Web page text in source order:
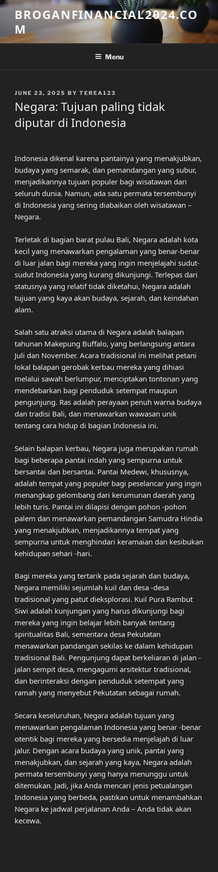
Skip
content
BROGANFINANCIAL2024.CO
M
Menu
POSTED
JUNE 23, 2025 BY TEREA123
Negara: Tujuan paling tidak
diputar di Indonesia
Indonesia dikenal karena pantainya yang menakjubkan,
budaya yang semarak, dan pemandangan yang subur,
menjadikannya tujuan populer bagi wisatawan dari
seluruh dunia. Namun, ada satu permata tersembunyi
di Indonesia yang sering diabaikan oleh wisatawan –
Negara.
Terletak di bagian barat pulau Bali, Negara adalah kota
kecil yang menawarkan pengalaman yang benar-benar
di luar jalan bagi mereka yang ingin menjelajahi sudut-
sudut Indonesia yang kurang dikunjungi. Terlepas dari
statusnya yang relatif tidak diketahui, Negara adalah
tujuan yang kaya akan budaya, sejarah, dan keindahan
alam.
Salah satu atraksi utama di Negara adalah balapan
tahunan Makepung Buffalo, yang berlangsung antara
Juli dan November. Acara tradisional ini melihat petani
lokal balapan gerobak kerbau mereka yang dihiasi
melalui sawah berlumpur, menciptakan tontonan yang
mendebarkan bagi penduduk setempat maupun
pengunjung. Ras adalah perayaan penuh warna budaya
dan tradisi Bali, dan menawarkan wawasan unik
tentang cara hidup di bagian Indonesia ini.
Selain balapan kerbau, Negara juga merupakan rumah
bagi beberapa pantai indah yang sempurna untuk
bersantai dan bersantai. Pantai Medewi, khususnya,
adalah tempat yang populer bagi peselancar yang ingin
menangkap gelombang dari kerumunan daerah yang
lebih turis. Pantai ini dilapisi dengan pohon -pohon
palem dan menawarkan pemandangan Samudra Hindia
yang menakjubkan, menjadikannya tempat yang
sempurna untuk menghindari keramaian dan kesibukan
kehidupan sehari -hari.
Bagi mereka yang tertarik pada sejarah dan budaya,
Negara memiliki sejumlah kuil dan desa -desa
tradisional yang patut dieksplorasi. Kuil Pura Rambut
Siwi adalah kunjungan yang harus dikunjungi bagi
mereka yang ingin belajar lebih banyak tentang
spiritualitas Bali, sementara desa Pekutatan
menawarkan pandangan sekilas ke dalam kehidupan
tradisional Bali. Pengunjung dapat berkeliaran di jalan -
jalan sempit desa, mengagumi arsitektur tradisional,
dan berinteraksi dengan penduduk setempat yang
ramah yang menyebut Pekutatan sebagai rumah.
Secara keseluruhan, Negara adalah tujuan yang
menawarkan pengalaman Indonesia yang benar -benar
otentik bagi mereka yang bersedia menjelajah di luar
jalur. Dengan acara budaya yang unik, pantai yang
menakjubkan, dan sejarah yang kaya, Negara adalah
permata tersembunyi yang hanya menunggu untuk
ditemukan. Jadi, jika Anda mencari jenis petualangan
Indonesia yang berbeda, pastikan untuk menambahkan
Negara ke jadwal perjalanan Anda – Anda tidak akan
kecewa.